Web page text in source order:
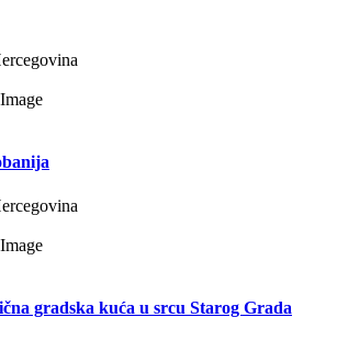
gradska kuća u srcu Starog Grada